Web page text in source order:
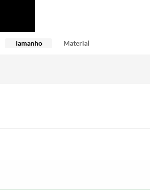
Tamanho Material